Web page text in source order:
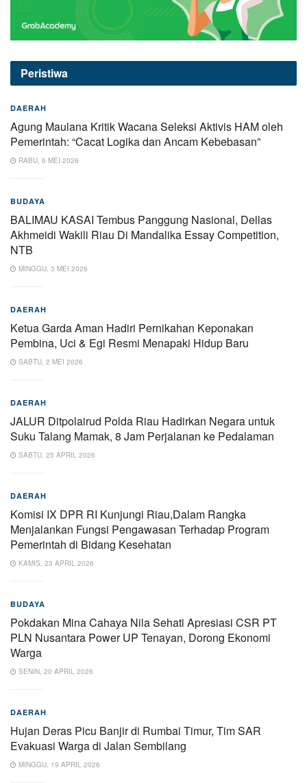
Peristiwa
DAERAH
Agung Maulana Kritik Wacana Seleksi Aktivis HAM oleh
Pemerintah: “Cacat Logika dan Ancam Kebebasan”
RABU, 6 MEI 2026
BUDAYA
BALIMAU KASAI Tembus Panggung Nasional, Dellas
Akhmeidi Wakili Riau Di Mandalika Essay Competition,
NTB
MINGGU, 3 MEI 2026
DAERAH
Ketua Garda Aman Hadiri Pernikahan Keponakan
Pembina, Uci & Egi Resmi Menapaki Hidup Baru
SABTU, 2 MEI 2026
DAERAH
JALUR Ditpolairud Polda Riau Hadirkan Negara untuk
Suku Talang Mamak, 8 Jam Perjalanan ke Pedalaman
SABTU, 25 APRIL 2026
DAERAH
Komisi IX DPR RI Kunjungi Riau,Dalam Rangka
Menjalankan Fungsi Pengawasan Terhadap Program
Pemerintah di Bidang Kesehatan
KAMIS, 23 APRIL 2026
BUDAYA
Pokdakan Mina Cahaya Nila Sehati Apresiasi CSR PT
PLN Nusantara Power UP Tenayan, Dorong Ekonomi
Warga
SENIN, 20 APRIL 2026
DAERAH
Hujan Deras Picu Banjir di Rumbai Timur, Tim SAR
Evakuasi Warga di Jalan Sembilang
MINGGU, 19 APRIL 2026